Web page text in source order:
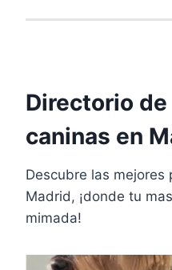
Directorio
caninas en
Descubre las mejores
Madrid, ¡donde tu
mimada!